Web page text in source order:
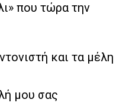
που τώρα την
και τα μέλη
μου σας